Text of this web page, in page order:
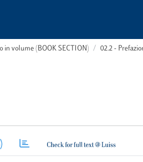
in volume (BOOK SECTION) 02.2 -